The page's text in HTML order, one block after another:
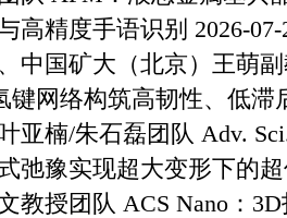
高精度手语识别 2026-07-
中国矿大（北京）王萌
键网络构筑高韧性、低滞
亚楠/朱石磊团队 Adv.
弛豫实现超大变形下的
教授团队 ACS Nano：